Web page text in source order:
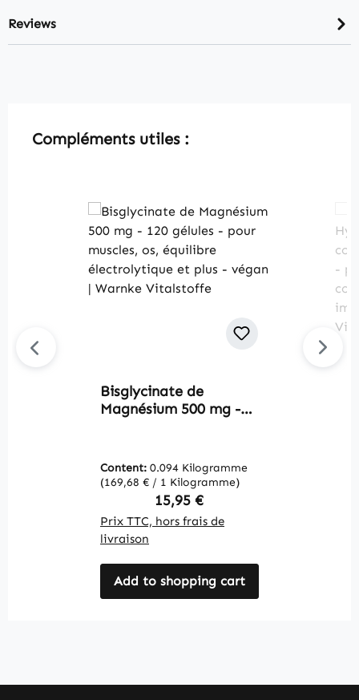
Reviews
Skip product gallery
Compléments utiles :
Bisglycinate de
Magnésium 500 mg -
électrolytique et plus -
végan | Warnke
Vitalstoffe
Content: 0.094 Kilogramme
(169,68 € / 1 Kilogramme)
Regular price:
15,95 €
Prix TTC, hors frais de
livraison
Add to shopping cart